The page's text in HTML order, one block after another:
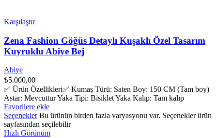
Karşılaştır
Zena Fashion Göğüs Detaylı Kuşaklı Özel Tasarım
Kuyruklu Abiye Bej
Abiye
₺5.000,00
✅ Ürün Özellikleri✅ Kumaş Türü: Saten Boy: 150 CM (Tam boy)
Astar: Mevcuttur Yaka Tipi: Bisiklet Yaka Kalıp: Tam kalıp
Favorilere ekle
Seçenekler Bu ürünün birden fazla varyasyonu var. Seçenekler ürün
sayfasından seçilebilir
Hızlı Görünüm